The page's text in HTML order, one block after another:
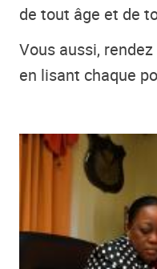
de tout âge et de
Vous aussi,
en lisant chaque